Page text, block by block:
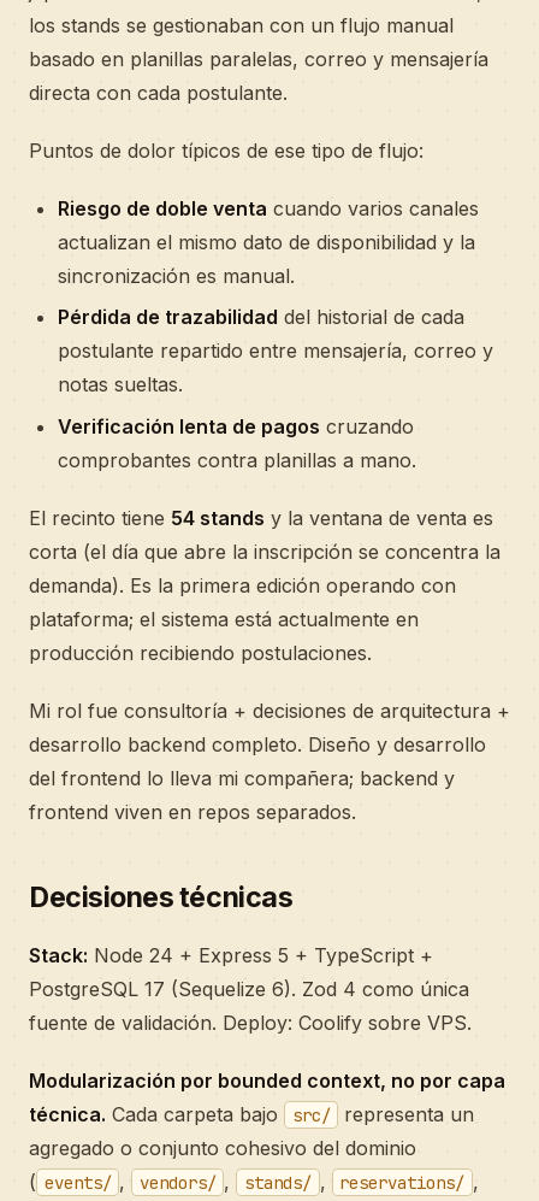
los stands se gestionaban con un flujo manual
basado en planillas paralelas, correo y mensajería
directa con cada postulante.
Puntos de dolor típicos de ese tipo de flujo:
Riesgo de doble venta cuando varios canales
actualizan el mismo dato de disponibilidad y la
sincronización es manual.
Pérdida de trazabilidad del historial de cada
postulante repartido entre mensajería, correo y
notas sueltas.
Verificación lenta de pagos cruzando
comprobantes contra planillas a mano.
El recinto tiene 54 stands y la ventana de venta es
corta (el día que abre la inscripción se concentra la
demanda). Es la primera edición operando con
plataforma; el sistema está actualmente en
producción recibiendo postulaciones.
Mi rol fue consultoría + decisiones de arquitectura +
desarrollo backend completo. Diseño y desarrollo
del frontend lo lleva mi compañera; backend y
frontend viven en repos separados.
Decisiones técnicas
Stack: Node 24 + Express 5 + TypeScript +
PostgreSQL 17 (Sequelize 6). Zod 4 como única
fuente de validación. Deploy: Coolify sobre VPS.
Modularización por bounded context, no por capa
técnica. Cada carpeta bajo src/
representa un
agregado o conjunto cohesivo del dominio
( events/ , vendors/ , stands/ , reservations/ ,